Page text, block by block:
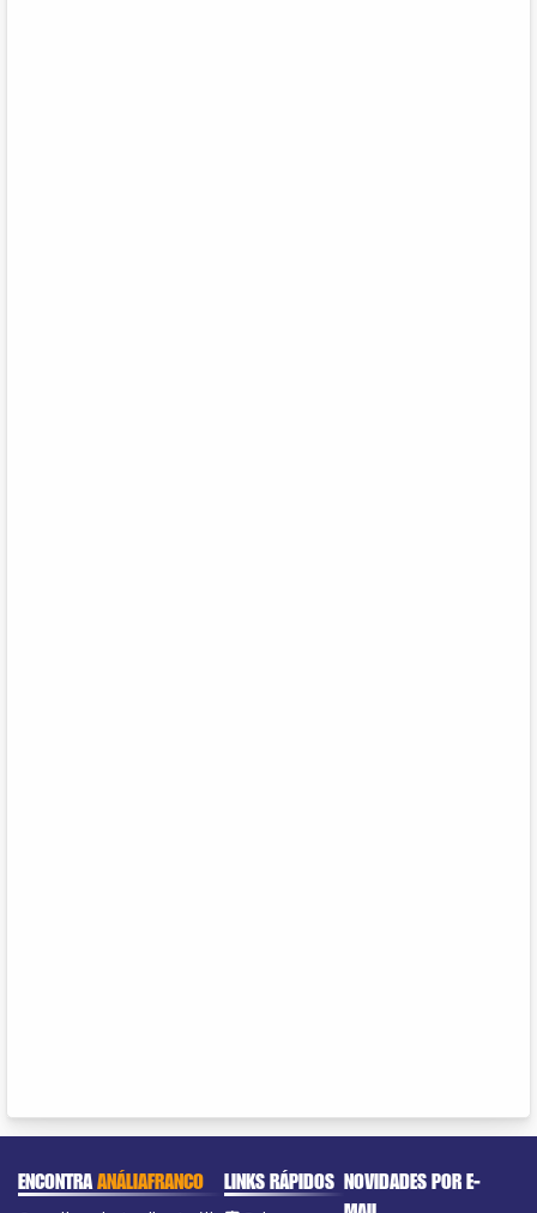
ENCONTRAANÁLIAFRANCO LINKS RÁPIDOS NOVIDADES POR E-